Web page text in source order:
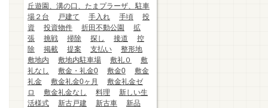
丘遊園、溝の口、たまプラーザ、駐車
場２台
戸建て 手入れ 手頃
投
資
投資物件 折田不動公園
拡
張
挑戦 掃除 探し 接道
控
除
掲載 提案 支払い
整形地
敷地内
敷地内駐車場 敷礼０
敷
礼なし
敷金・礼金0 敷金0
敷金
礼金
敷金礼金0ヶ月
敷金礼金ゼ
ロ
敷金礼金なし 料理
新しい生
活様式
新古戸建 新古車
新品